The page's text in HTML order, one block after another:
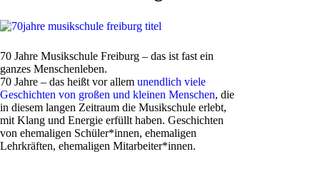
70 Jahre Musikschule Freiburg – das ist fast ein
ganzes Menschenleben.
70 Jahre – das heißt vor allem unendlich viele
Geschichten von großen und kleinen Menschen, die
in diesem langen Zeitraum die Musikschule erlebt,
mit Klang und Energie erfüllt haben. Geschichten
von ehemaligen Schüler*innen, ehemaligen
Lehrkräften, ehemaligen Mitarbeiter*innen.